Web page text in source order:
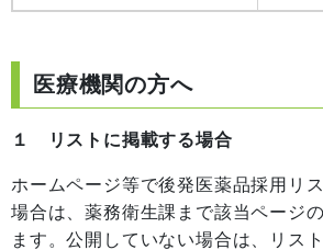
医療機関の方へ
１ リストに掲載する場合
ホームページ等で後発医薬品採用リ
場合は、薬務衛生課まで該当ページ
ます。公開していない場合は、リス